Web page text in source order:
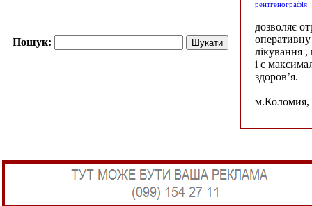
Пошук:
рентгенографія
дозволяє
лікування ,
і є
здоров’я.
м.Коломия,